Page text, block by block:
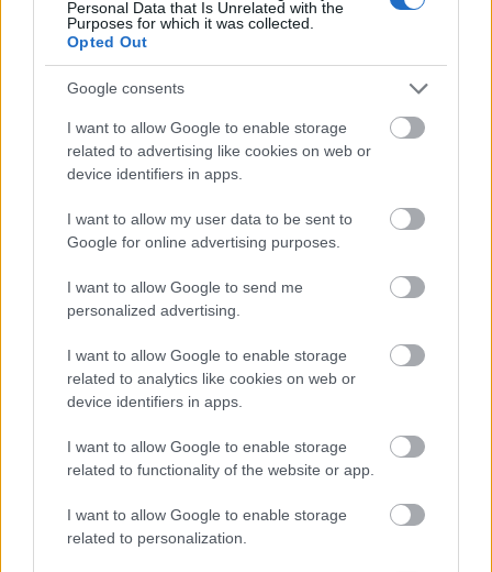
Personal Data that Is Unrelated with the
Purposes for which it was collected.
Opted Out
Google consents
I want to allow Google to enable storage
related to advertising like cookies on web or
device identifiers in apps.
I want to allow my user data to be sent to
Google for online advertising purposes.
I want to allow Google to send me
personalized advertising.
I want to allow Google to enable storage
related to analytics like cookies on web or
device identifiers in apps.
I want to allow Google to enable storage
related to functionality of the website or app.
I want to allow Google to enable storage
related to personalization.
Mennyire jók az újrahasznosított
nyomtatószálak?
•2020. június 08.
A görög Hellén Mediterrán Egyetem kutatói a PLA
utáni második legnépszerűbb nyomtatószál, az
mechanikus tulajdonságainak újrahasznosítás
közbeni változásait vizsgálták. A teljes folyamatot
megmunkálására…